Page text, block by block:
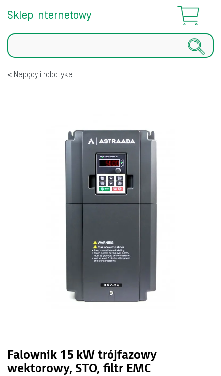
Sklep internetowy
Szukaj
Napędy i robotyka
Falownik 15 kW trójfazowy
wektorowy, STO, filtr EMC